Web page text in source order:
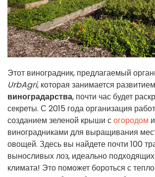
Этот виноградник, предлагаемый
UrbAgri, которая занимается развитием
виноградарства, почти час будет
секреты. С 2015 года организация
созданием зеленой крыши согородом и
виноградниками для выращивания
овощей. Здесь вы найдете почти 100
выносливых лоз, идеально
климата! Это поможет бороться с